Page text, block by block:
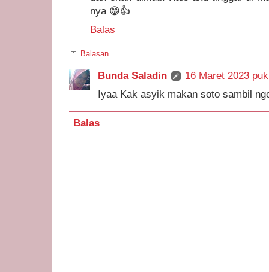
nya 😁👍
Balas
Balasan
Bunda Saladin
16 Maret 2023
Iyaa Kak asyik makan soto sambil
Balas